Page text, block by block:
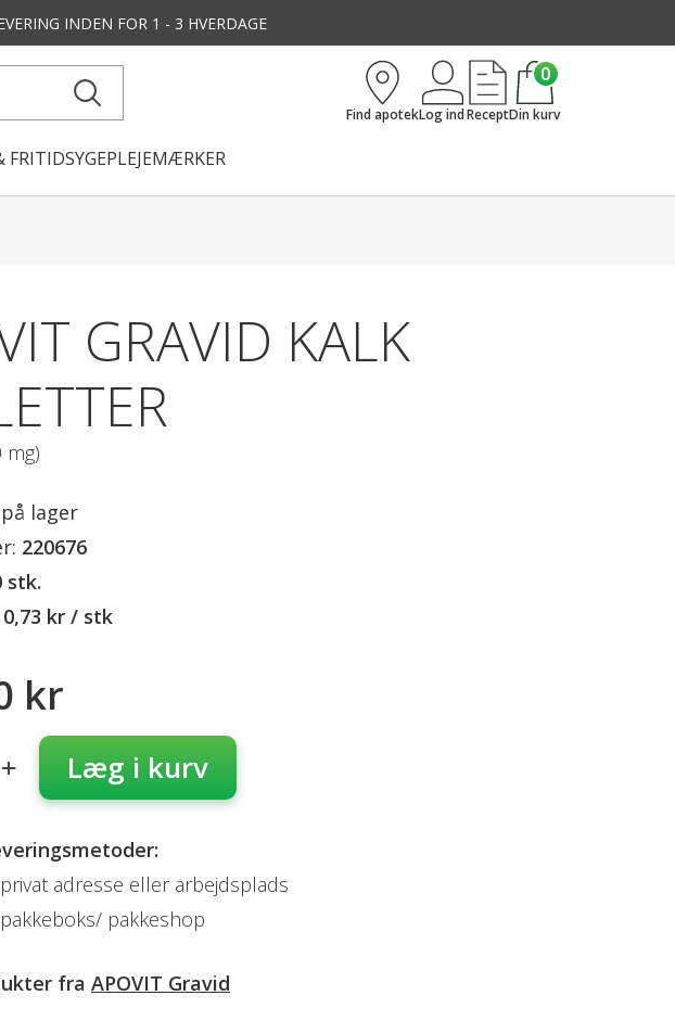
INDEN FOR 1 - 3 HVERDAGE
FRITIDSYGEPLEJEMÆRKER
Find apotekLog indRecept
0
Din kurv
GRAVID KALK
mg)
lager
220676
stk.
0,73 kr / stk
kr
Læg i kurv
adresse eller arbejdsplads
pakkeshop
fra APOVIT Gravid